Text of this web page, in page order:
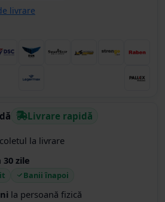
livrare
Livrare rapidă
la livrare
30 zile
Banii înapoi
la persoană fizică